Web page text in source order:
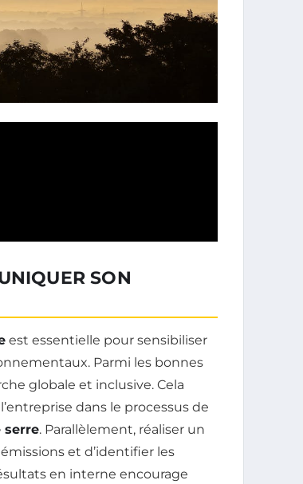
SON
est essentielle pour sensibiliser
Parmi les bonnes
globale et inclusive. Cela
dans le processus de
serre. Parallèlement, réaliser un
et d’identifier les
en interne encourage